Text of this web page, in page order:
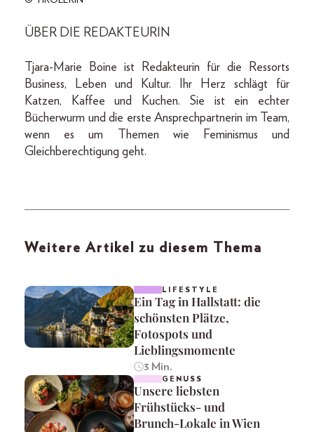
ÜBER DIE REDAKTEURIN
Tjara-Marie Boine ist Redakteurin für die Ressorts
Business, Leben und Kultur. Ihr Herz schlägt für
Katzen, Kaffee und Kuchen. Sie ist ein echter
Bücherwurm und die erste Ansprechpartnerin im Team,
wenn es um Themen wie Feminismus und
Gleichberechtigung geht.
Weitere Artikel zu diesem Thema
LIFESTYLE
Ein Tag in Hallstatt: die
schönsten Plätze,
Fotospots und
Lieblingsmomente
3 Min.
GENUSS
Unsere liebsten
Frühstücks- und
Brunch-Lokale in Wien